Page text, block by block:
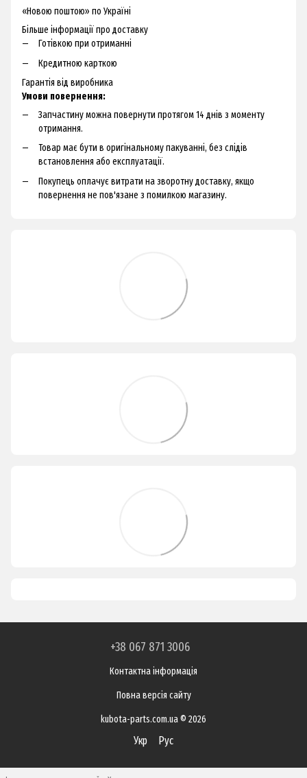
«Новою поштою» по Україні
Більше інформації про доставку
Готівкою при отриманні
Кредитною карткою
Гарантія від виробника
Умови повернення:
Запчастину можна повернути протягом 14 днів з моменту
отримання.
Товар має бути в оригінальному пакуванні, без слідів
встановлення або експлуатації.
Покупець оплачує витрати на зворотну доставку, якщо
повернення не пов'язане з помилкою магазину.
+38 067 871 3006
Контактна інформація
Повна версія сайту
kubota-parts.com.ua © 2026
Укр Рус